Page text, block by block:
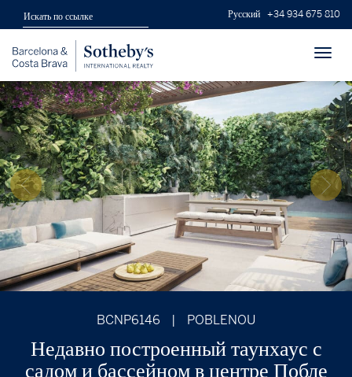
Русский +34 934 675 810
BCNP6146 POBLENOU
Недавно построенный таунхаус с
садом и бассейном в центре Побле